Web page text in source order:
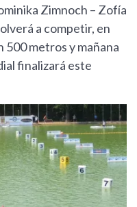
Zimnoch – Zofía
a competir, en
500 metros y mañana
finalizará este